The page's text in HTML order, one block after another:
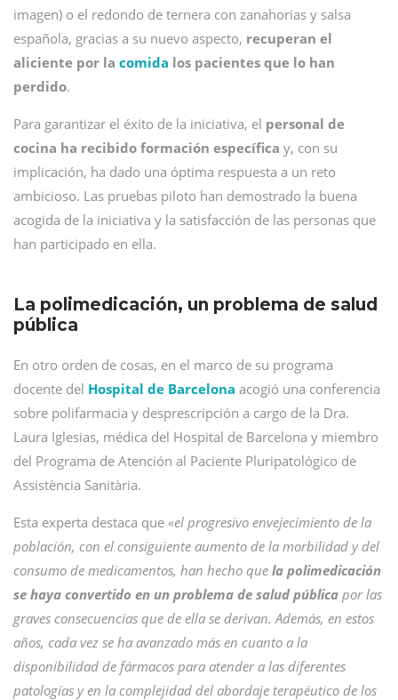
imagen) o el redondo de ternera con zanahorias y salsa
española, gracias a su nuevo aspecto, recuperan el
aliciente por la comida los pacientes que lo han
perdido.
Para garantizar el éxito de la iniciativa, el personal de
cocina ha recibido formación específica y, con su
implicación, ha dado una óptima respuesta a un reto
ambicioso. Las pruebas piloto han demostrado la buena
acogida de la iniciativa y la satisfacción de las personas que
han participado en ella.
La polimedicación, un problema de salud
pública
En otro orden de cosas, en el marco de su programa
docente del Hospital de Barcelona acogió una conferencia
sobre polifarmacia y desprescripción a cargo de la Dra.
Laura Iglesias, médica del Hospital de Barcelona y miembro
del Programa de Atención al Paciente Pluripatológico de
Assistència Sanitària.
Esta experta destaca que «el progresivo envejecimiento de la
población, con el consiguiente aumento de la morbilidad y del
consumo de medicamentos, han hecho que la polimedicación
se haya convertido en un problema de salud pública por las
graves consecuencias que de ella se derivan. Además, en estos
años, cada vez se ha avanzado más en cuanto a la
disponibilidad de fármacos para atender a las diferentes
patologías y en la complejidad del abordaje terapéutico de los